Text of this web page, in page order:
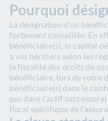
Pourquoi
La désignation d’un
fortement conseillée. En
bénéficiaire(s), le capital
à vos héritiers selon les
la fiscalité des droits de
bénéficiaire, lors de votre
bénéficiaire(s) dans le
pas dans l’actif
fiscal spécifique de